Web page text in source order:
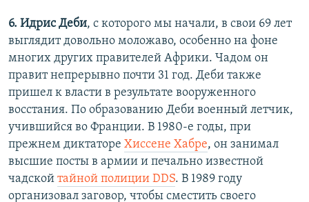
6. Идрис Деби, с которого мы начали, в свои 69 лет
выглядит довольно моложаво, особенно на фоне
многих других правителей Африки. Чадом он
правит непрерывно почти 31 год. Деби также
пришел к власти в результате вооруженного
восстания. По образованию Деби военный летчик,
учившийся во Франции. В 1980-е годы, при
прежнем диктаторе Хиссене Хабре, он занимал
высшие посты в армии и печально известной
чадской тайной полиции DDS. В 1989 году
организовал заговор, чтобы сместить своего